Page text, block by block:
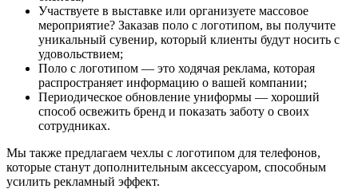
Участвуете в выставке или организуете массовое
мероприятие? Заказав поло с логотипом, вы получите
уникальный сувенир, который клиенты будут носить с
удовольствием;
Поло с логотипом — это ходячая реклама, которая
распространяет информацию о вашей компании;
Периодическое обновление униформы — хороший
способ освежить бренд и показать заботу о своих
сотрудниках.
Мы также предлагаем чехлы с логотипом для телефонов,
которые станут дополнительным аксессуаром, способным
усилить рекламный эффект.